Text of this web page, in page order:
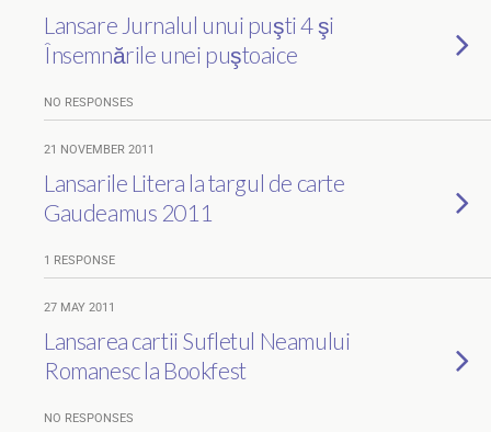
Lansare Jurnalul unui puşti 4 şi
Însemnările unei puştoaice
NO RESPONSES
21 NOVEMBER 2011
Lansarile Litera la targul de carte
Gaudeamus 2011
1 RESPONSE
27 MAY 2011
Lansarea cartii Sufletul Neamului
Romanesc la Bookfest
NO RESPONSES